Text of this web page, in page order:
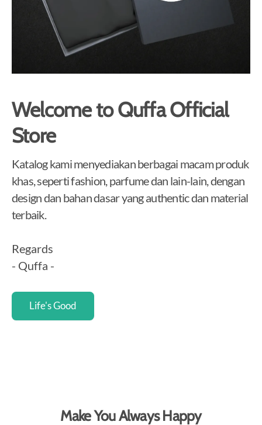
Welcome to Quffa Official
Store
Katalog kami menyediakan berbagai macam produk
khas, seperti fashion, parfume dan lain-lain, dengan
design dan bahan dasar yang authentic dan material
terbaik.
Regards
- Quffa -
Life's Good
Make You Always Happy